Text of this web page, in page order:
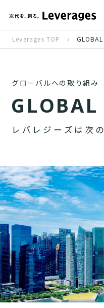
Leverages TOP GLOBAL
グローバルへの取り組み
GLOBAL
レ バ レ ジ ー ズ は 次 の